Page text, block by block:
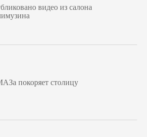
видео из салона
покоряет столицу